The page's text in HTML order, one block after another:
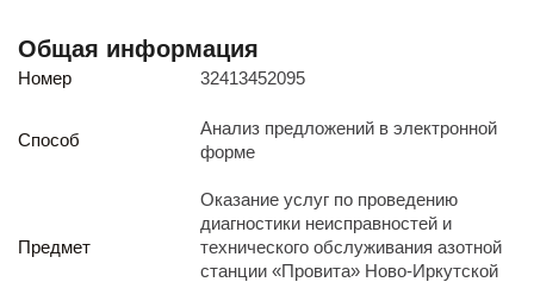
Закупки товаров
Закупки работ и услуг
Следите за нами
Общая информация
Номер 32413452095
Способ
Анализ предложений в электронной
форме
Предмет
Оказание услуг по проведению
диагностики неисправностей и
технического обслуживания азотной
станции «Провита» Ново-Иркутской